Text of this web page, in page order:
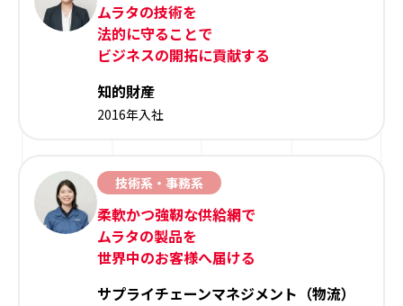
ムラタの技術を
法的に守ることで
ビジネスの開拓に貢献する
知的財産
2016年入社
技術系・事務系
柔軟かつ強靭な供給網で
ムラタの製品を
世界中のお客様へ届ける
サプライチェーンマネジメント（物流）